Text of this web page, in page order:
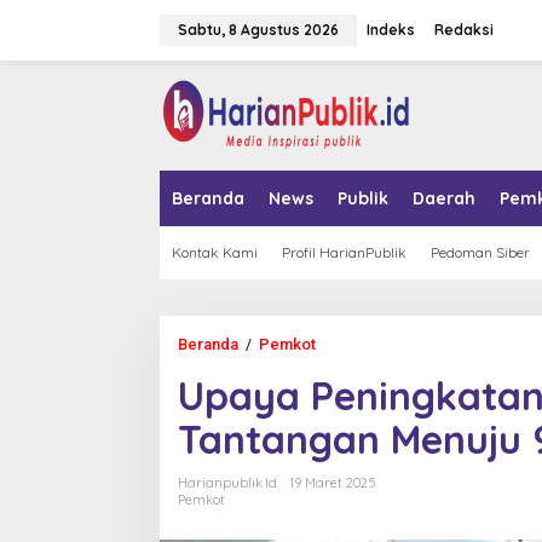
Sabtu, 8 Agustus 2026 Indeks Redaksi
Beranda News Publik Daerah
Kontak Kami Profil HarianPublik Pedoman Siber
Beranda / Pemkot
a
y
a
P
Upaya
Tantangan Menuju
Harianpublik.id
19 Maret 2025
Pemkot